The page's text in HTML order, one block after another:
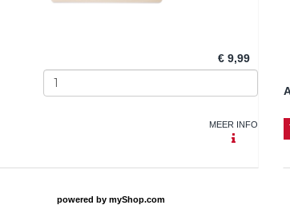
€ 9,99
MEER INFO
powered by myShop.com